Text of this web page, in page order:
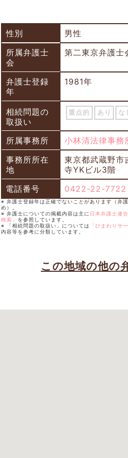
性別
男性
所属弁護士
会
第二東京弁護士
弁護士登録
年
1981年
相続問題の
取扱い
重点的 あり な
所属事務所
小林清法律事務
事務所所在
地
東京都武蔵野
寺YKビル3階
電話番号
0422-22-7722
※ 弁護士登録年は正確でないことがあります（弁
め）。
※ 弁護士についての掲載内容は主に 日本弁護士連
検索」 を参照しています。
※ 「相続問題の取扱い」については
「ひまわりサー
内容等を参考に分類しています。
この地域の他の